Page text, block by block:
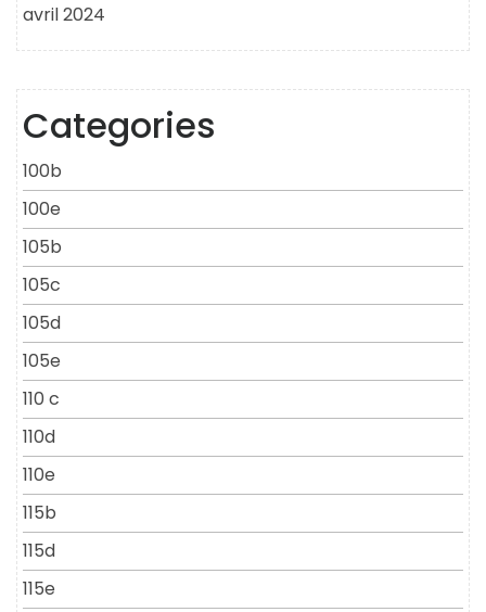
avril 2024
Categories
100b
100e
105b
105c
105d
105e
110 c
110d
110e
115b
115d
115e